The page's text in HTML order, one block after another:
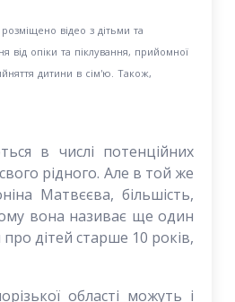
відео з дітьми та
від опіки та піклування, прийомної
дитини в сім'ю. Також,
в числі потенційних
рідного. Але в той же
Матвєєва, більшість,
вона називає ще один
дітей старше 10 років,
області можуть і